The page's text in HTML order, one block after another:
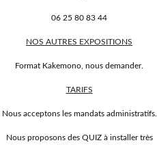
06 25 80 83 44
NOS AUTRES EXPOSITIONS
Format Kakemono, nous demander.
TARIFS
Nous acceptons les mandats administratifs.
Nous proposons des QUIZ à installer très